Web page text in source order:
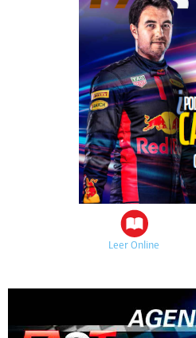
Leer Online